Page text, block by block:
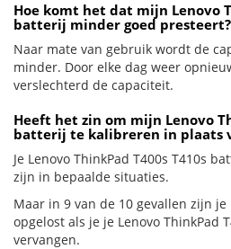
Hoe komt het dat mijn Lenovo
batterij minder goed presteert?
Naar mate van gebruik wordt de
minder. Door elke dag weer
verslechterd de capaciteit.
Heeft het zin om mijn Lenovo
batterij te kalibreren in plaats
Je Lenovo ThinkPad T400s T410s
zijn in bepaalde situaties.
Maar in 9 van de 10 gevallen zijn
opgelost als je je Lenovo ThinkPad
vervangen.